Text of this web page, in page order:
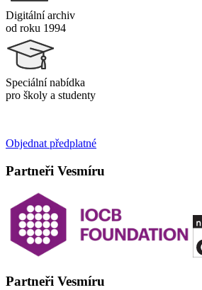
Digitální archiv
od roku 1994
Speciální nabídka
pro školy a studenty
Objednat předplatné
Partneři Vesmíru
Partneři Vesmíru